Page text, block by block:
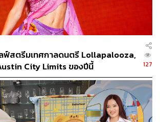
หลายคนเริ่มโพสต์ภาพตัวเองที่สวนสนุก
ยสวมเสื้อยืดที่มีข้อความว่า ‘เสียเปรียบ’
ลี่ยนแปลงดังกล่าว
การเสกมายากลครั้งใหม่นี้จะทำให้
ยังทรงอำนาจต่อไปหรือไม่ เพราะถึง
เพิ่มขึ้นจนทำให้นักลงทุนยิ้มแก้มปริ แต่ใน
บูชา Disney อาจหันหลังชนิดไปแล้วไป
ฟ์สตรีมเทศกาลดนตรี Lollapalooza,
City Limits ของปีนี้
127